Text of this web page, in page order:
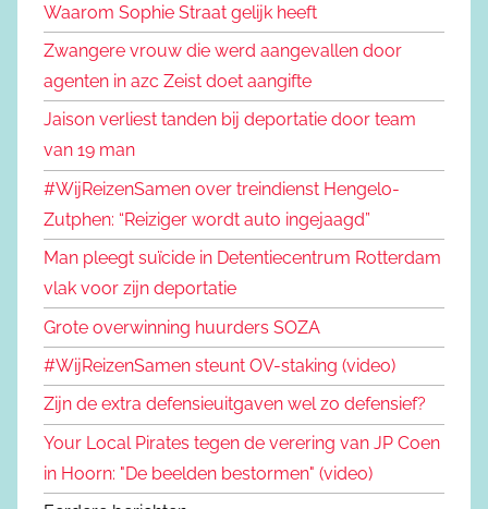
Waarom Sophie Straat gelijk heeft
Zwangere vrouw die werd aangevallen door
agenten in azc Zeist doet aangifte
Jaison verliest tanden bij deportatie door team
van 19 man
#WijReizenSamen over treindienst Hengelo-
Zutphen: “Reiziger wordt auto ingejaagd”
Man pleegt suïcide in Detentiecentrum Rotterdam
vlak voor zijn deportatie
Grote overwinning huurders SOZA
#WijReizenSamen steunt OV-staking (video)
Zijn de extra defensieuitgaven wel zo defensief?
Your Local Pirates tegen de verering van JP Coen
in Hoorn: "De beelden bestormen" (video)